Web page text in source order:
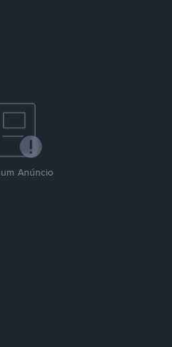
Anúncio